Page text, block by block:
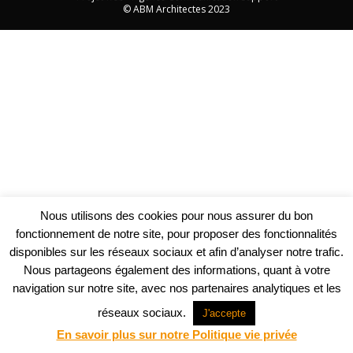
© ABM Architectes 2023
Nous utilisons des cookies pour nous assurer du bon
fonctionnement de notre site, pour proposer des fonctionnalités
disponibles sur les réseaux sociaux et afin d’analyser notre trafic.
Nous partageons également des informations, quant à votre
navigation sur notre site, avec nos partenaires analytiques et les
réseaux sociaux.
J'accepte
En savoir plus sur notre Politique vie privée